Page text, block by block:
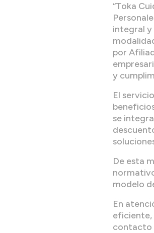
“Toka
integral y
por
y
El
se
De esta
modelo
En
eficiente,
contacto